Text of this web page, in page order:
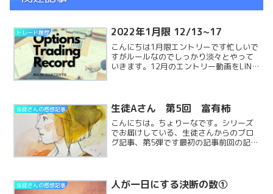
トレード履歴 2022年1月限 12/13~17
こんにちは1月限エントリーです忙しいで
すがルールなのでしっかり淡々とやって
いきます。12月のエントリー動画をLINE
にエントReadMore...
生徒さんの感想記事 生徒Aさん 第5回 富有柿
こんにちは。ちょりーなです。シリーズ
でお届けしている、生徒さんからのブロ
グ記事、第5弾です最初の記事前回の記事
る季節です☆今シーズReadMore...
生徒さんの感想記事 人が一日にする決断の数①